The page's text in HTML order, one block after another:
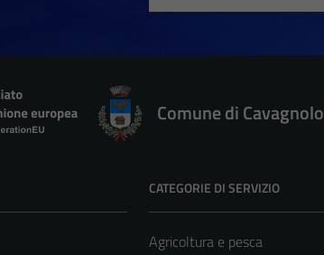
Comune di Cavagnolo
CATEGORIE DI SERVIZIO
Agricoltura e pesca